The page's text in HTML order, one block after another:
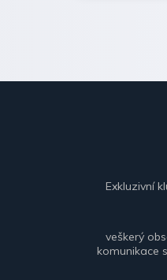
Exkluzivní
veškerý
komunikace